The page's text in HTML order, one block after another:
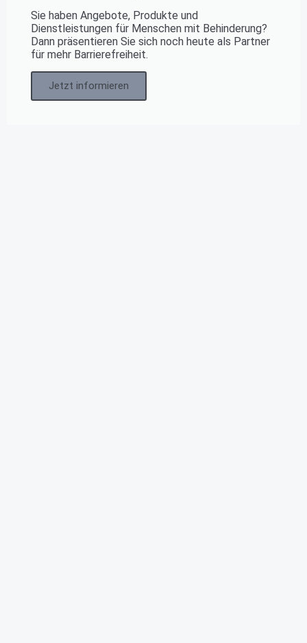
Sie haben Angebote, Produkte und
Dienstleistungen für Menschen mit Behinderung?
Dann präsentieren Sie sich noch heute als Partner
für mehr Barrierefreiheit.
Jetzt informieren